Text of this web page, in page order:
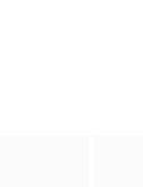
榜”第一才
中主人公在成长的
与遗憾和解的“
戏台，将冷血少